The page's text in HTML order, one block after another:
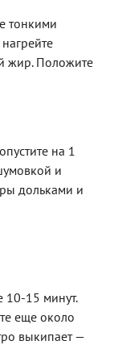
тонкими
жир. Положите
на 1
и
дольками и
10-15 минут.
еще около
выкипает —